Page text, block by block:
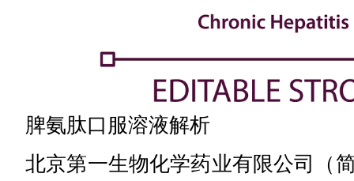
脾氨肽口服溶液解析
北京第一生物化学药业有限公司（